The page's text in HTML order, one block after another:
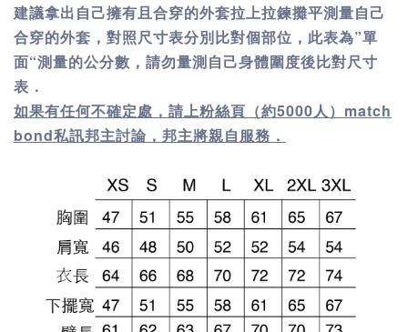
建議拿出自己擁有且合穿的外套拉上拉鍊攤平測量自己
合穿的外套，對照尺寸表分別比對個部位，此表為”單
面“測量的公分數，請勿量測自己身體圍度後比對尺寸
表．
如果有任何不確定處，請上粉絲頁（約5000人）match
bond私訊邦主討論，邦主將親自服務．